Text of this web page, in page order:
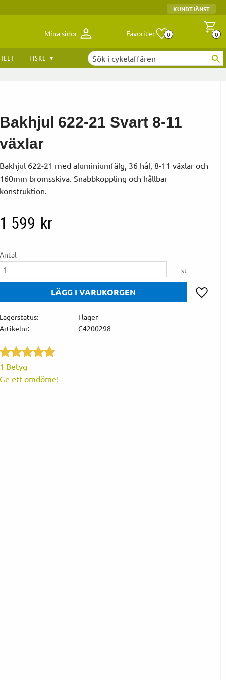
KUNDTJÄNST
Mina sidor Favoriter Antal
0 0
FISKE
622-21 Svart 8-11
622-21 med aluminiumfälg, 36 hål, 8-11 växlar och
bromsskiva. Snabbkoppling och hållbar
599 kr
st
I lager
C4200298
Betyg
ett omdöme!